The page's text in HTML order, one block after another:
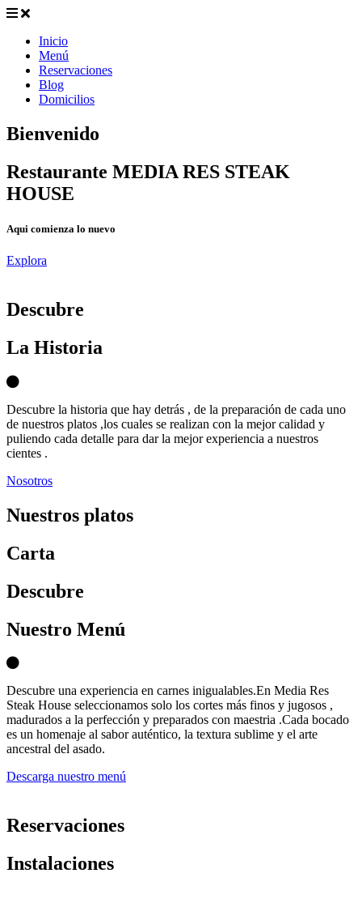
Inicio
Menú
Reservaciones
Blog
Domicilios
Bienvenido
Restaurante MEDIA RES STEAK
HOUSE
Aqui comienza lo nuevo
Explora
Descubre
La Historia
Descubre la historia que hay detrás , de la preparación de cada uno
de nuestros platos ,los cuales se realizan con la mejor calidad y
puliendo cada detalle para dar la mejor experiencia a nuestros
cientes .
Nosotros
Nuestros platos
Carta
Descubre
Nuestro Menú
Descubre una experiencia en carnes inigualables.En Media Res
Steak House seleccionamos solo los cortes más finos y jugosos ,
madurados a la perfección y preparados con maestria .Cada bocado
es un homenaje al sabor auténtico, la textura sublime y el arte
ancestral del asado.
Descarga nuestro menú
Reservaciones
Instalaciones